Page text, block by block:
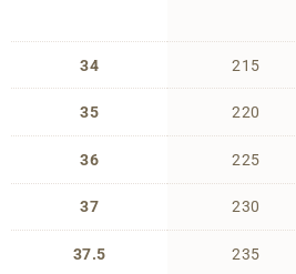
34
35
36
37
37.5
215
220
225
230
235